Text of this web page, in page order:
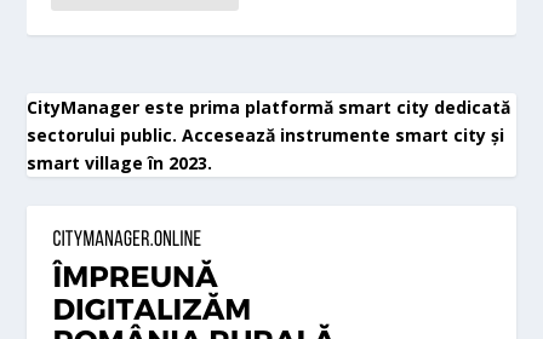
CityManager este prima platformă smart city dedicată
sectorului public. Accesează instrumente smart city și
smart village în 2023.